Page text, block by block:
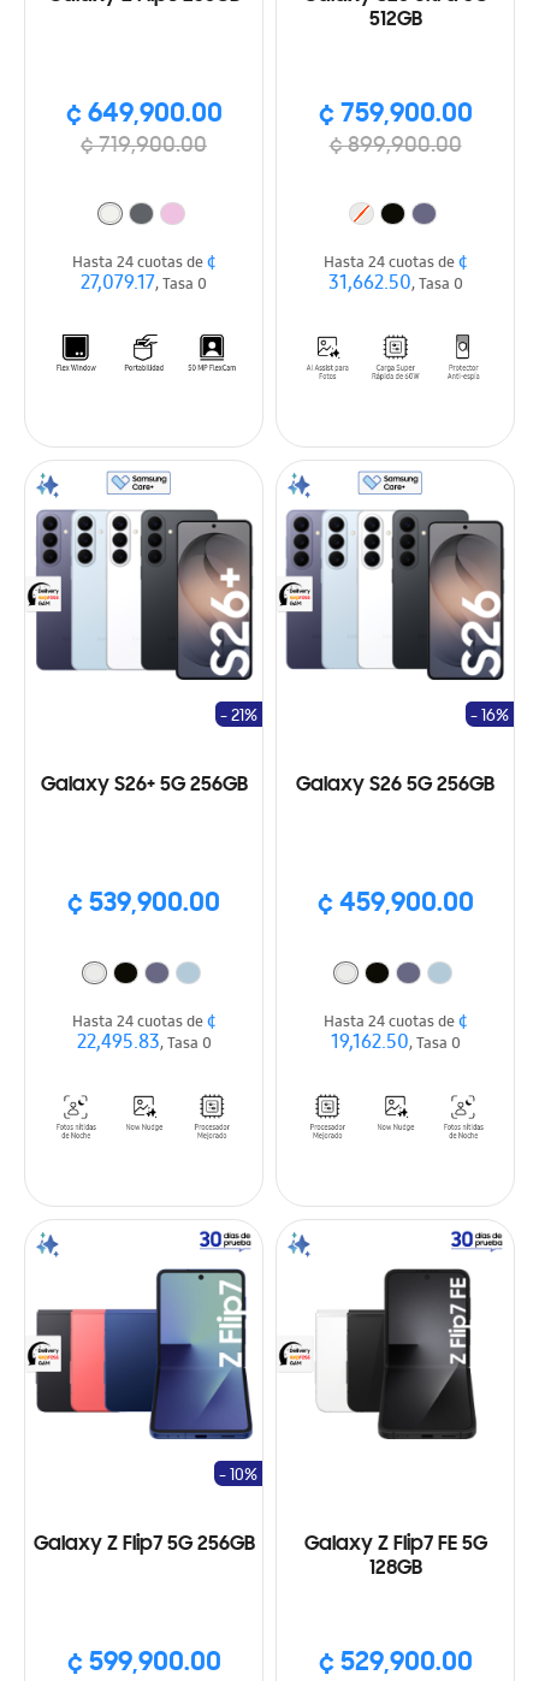
¢ 649,900.00
¢ 719,900.00
Hasta 24 cuotas de¢
27,079.17, Tasa 0
512GB
¢ 759,900.00
¢ 899,900.00
Hasta 24 cuotas de¢
31,662.50, Tasa 0
Galaxy S26+ 5G 256GB
¢ 539,900.00
- 21%
Hasta 24 cuotas de¢
22,495.83, Tasa 0
Galaxy S26 5G 256GB
¢ 459,900.00
- 16%
Hasta 24 cuotas de¢
19,162.50, Tasa 0
Galaxy Z Flip7 5G 256GB
¢ 599,900.00
- 10%
Galaxy Z Flip7 FE 5G
128GB
¢ 529,900.00